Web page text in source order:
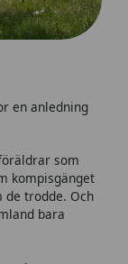
en anledning
som
kompisgänget
de trodde. Och
bara